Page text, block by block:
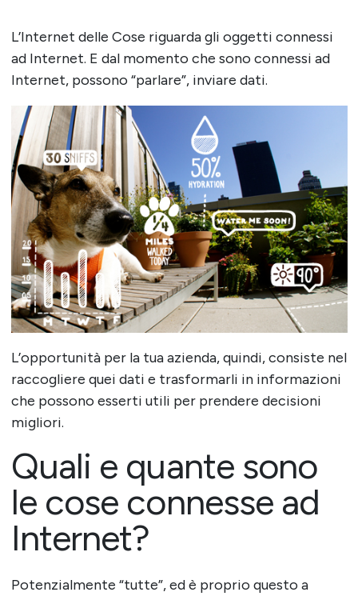
L’Internet delle Cose riguarda gli oggetti connessi
ad Internet. E dal momento che sono connessi ad
Internet, possono “parlare”, inviare dati.
L’opportunità per la tua azienda, quindi, consiste nel
raccogliere quei dati e trasformarli in informazioni
che possono esserti utili per prendere decisioni
migliori.
Quali e quante sono
le cose connesse ad
Internet?
Potenzialmente “tutte”, ed è proprio questo a